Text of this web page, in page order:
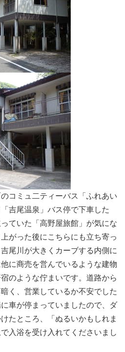
コミュ二ティーバス「ふれあい
吉尾温泉」バス停で下車した
ていた「高野屋旅館」が気にな
がった後にこちらにも立ち寄っ
尾川が大きくカーブする内側に
に商売を営んでいるような建物
のような佇まいです。道路から
く、営業しているか不安でした
車が停まっていましたので、ダ
たところ、「ぬるいかもしれま
入浴を受け入れてくださいまし